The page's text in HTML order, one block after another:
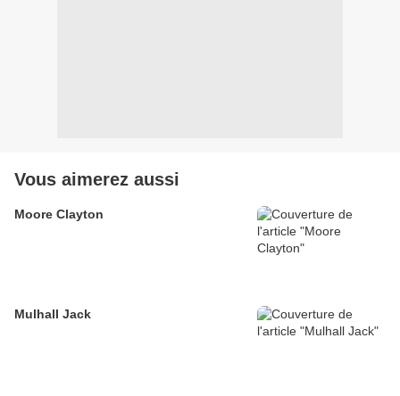
Vous aimerez aussi
Moore Clayton
Mulhall Jack